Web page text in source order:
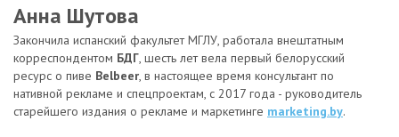
Анна Шутова
Закончила испанский факультет МГЛУ, работала внештатным
корреспондентом БДГ , шесть лет вела первый белорусский
ресурс о пиве Belbeer , в настоящее время консультант по
нативной рекламе и спецпроектам, с 2017 года - руководитель
старейшего издания о рекламе и маркетинге marketing.by.